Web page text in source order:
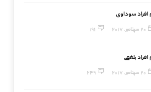
افراد سوداوی
20 سپتامبر, 2017 191
افراد بلغمی
20 سپتامبر, 2017 249